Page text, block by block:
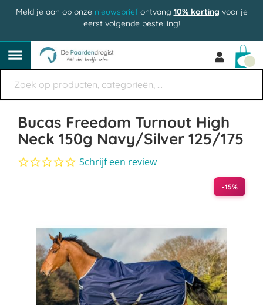
Meld je aan op onze nieuwsbriefontvang 10% korting voor je
eerst volgende bestelling!
Bucas Freedom Turnout High
Neck 150g Navy/Silver 125/175
0.0
star
Schrijf een review
-15%
afbeeldingen-